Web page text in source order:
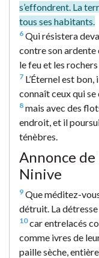
s’effondrent. La
tous ses habitants.
6 Qui résistera
contre son ardente
le feu et les
7 L’Éternel est
connaît ceux qui se
8 mais avec des
endroit, et il
ténèbres.
Annonce
Ninive
9 Que méditez-
détruit. La détresse
10car entrelacés
comme ivres de
paille sèche,